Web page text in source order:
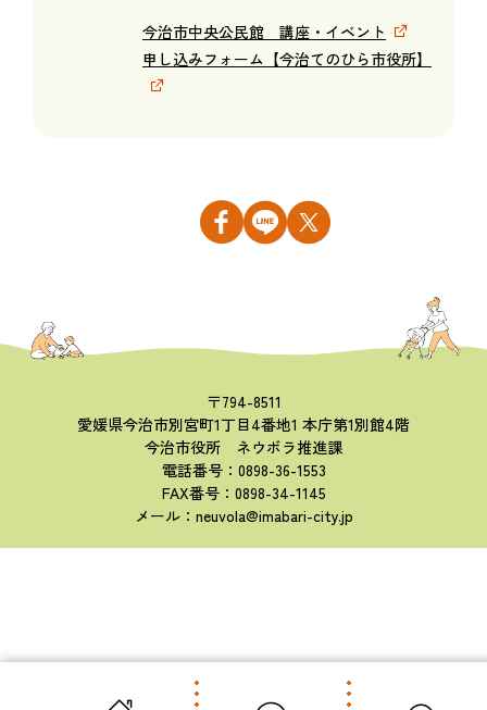
今治市中央公民館 講座・イベント
申し込みフォーム【今治てのひら市役所】
〒794-8511
愛媛県今治市別宮町1丁目4番地1 本庁第1別館4階
今治市役所 ネウボラ推進課
電話番号：0898-36-1553
FAX番号：0898-34-1145
メール：neuvola@imabari-city.jp